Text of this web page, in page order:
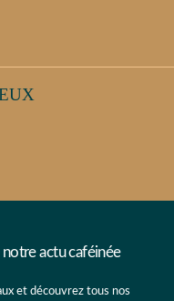
actu caféinée
et découvrez tous nos